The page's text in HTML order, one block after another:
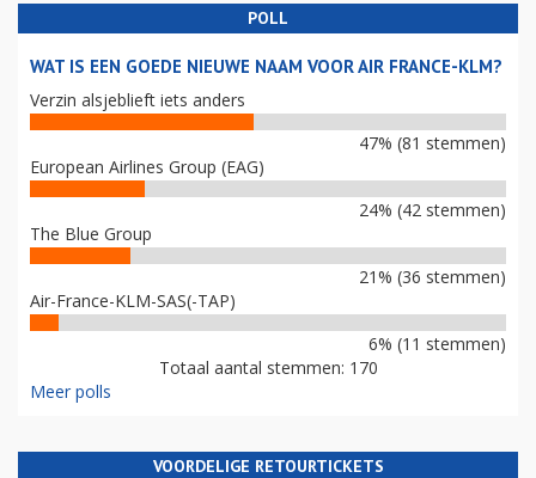
POLL
WAT IS EEN GOEDE NIEUWE NAAM VOOR AIR FRANCE-KLM?
Verzin alsjeblieft iets anders
47% (81 stemmen)
European Airlines Group (EAG)
24% (42 stemmen)
The Blue Group
21% (36 stemmen)
Air-France-KLM-SAS(-TAP)
6% (11 stemmen)
Totaal aantal stemmen: 170
Meer polls
VOORDELIGE RETOURTICKETS